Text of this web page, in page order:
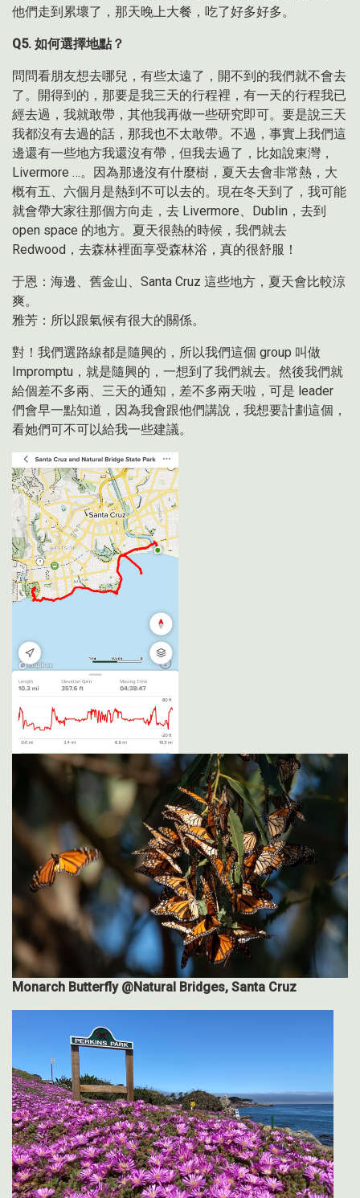
他們走到累壞了，那天晚上大餐，吃了好多好多。
Q5. 如何選擇地點？
問問看朋友想去哪兒，有些太遠了，開不到的我們就不會去
了。開得到的，那要是我三天的行程裡，有一天的行程我已
經去過，我就敢帶，其他我再做一些研究即可。要是說三天
我都沒有去過的話，那我也不太敢帶。不過，事實上我們這
邊還有一些地方我還沒有帶，但我去過了，比如說東灣，
Livermore …。因為那邊沒有什麼樹，夏天去會非常熱，大
概有五、六個月是熱到不可以去的。現在冬天到了，我可能
就會帶大家往那個方向走，去 Livermore、Dublin，去到
open space 的地方。夏天很熱的時候，我們就去
Redwood，去森林裡面享受森林浴，真的很舒服！
于恩：海邊、舊金山、Santa Cruz 這些地方，夏天會比較涼
爽。
雅芳：所以跟氣候有很大的關係。
對！我們選路線都是隨興的，所以我們這個 group 叫做
Impromptu，就是隨興的，一想到了我們就去。然後我們就
給個差不多兩、三天的通知，差不多兩天啦，可是 leader
們會早一點知道，因為我會跟他們講說，我想要計劃這個，
看她們可不可以給我一些建議。
Monarch Butterfly @Natural Bridges, Santa Cruz